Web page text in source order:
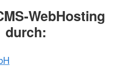
WebHosting
durch: